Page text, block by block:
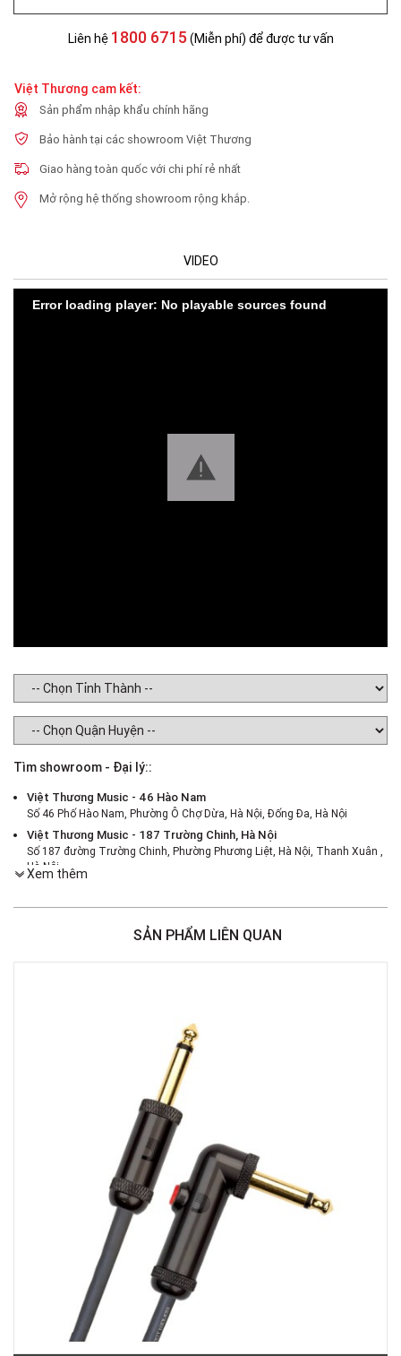
Liên hệ 1800 6715 (Miễn phí) để được tư vấn
Việt Thương cam kết:
Sản phẩm nhập khẩu chính hãng
Bảo hành tại các showroom Việt Thương
Giao hàng toàn quốc với chi phí rẻ nhất
Mở rộng hệ thống showroom rộng khắp.
VIDEO
Error loading player: No playable sources found
Tìm showroom - Đại lý::
Việt Thương Music - 46 Hào Nam
Số 46 Phố Hào Nam, Phường Ô Chợ Dừa, Hà Nội, Đống Đa, Hà Nội
Việt Thương Music - 187 Trường Chinh, Hà Nội
Số 187 đường Trường Chinh, Phường Phương Liệt, Hà Nội, Thanh Xuân ,
Hà Nội
386 Cách Mạng Tháng Tám, Phường Nhiêu Lộc, TPHCM, Quận 3, Hồ Chí
Việt Thương Music - 369 Điện Biên Phủ
6F-01 Tầng 6 Trung Tâm Thương Mại Crescent Mall, 101 Tôn Dật Tiên,
Phường Tân Mỹ, TPHCM, Quận 7, Hồ Chí Minh
Việt Thương Music - 49E Phan Đăng Lưu
49E Phan Đăng Lưu, Phường Bình Thạnh, TPHCM, Quận Bình Thạnh, Hồ
Việt Thương Music - Phường Gò Vấp
11 Đường số 3, Khu dân cư Cityland Park Hill, Phường Gò Vấp, TPHCM,
Quận Gò Vấp, Hồ Chí Minh
Việt Thương Music - 442 Lũy Bán Bích
442 Lũy Bán Bích, Phường Tân Phú, TPHCM, Quận Tân Phú, Hồ Chí Minh
Việt Thương Music - 12 Quốc Hương
Tầng G, Tòa nhà Thảo Điền Pearl, 12 Quốc Hương, Phường An Khánh,
TPHCM, Quận 2, Hồ Chí Minh
Việt Thương Music - 357 Cộng Hòa
357 Cộng Hòa, Phường Tân Bình, TPHCM, Quận Tân Bình, Hồ Chí Minh
Việt Thương Music - 6F Ngô Thời Nhiệm
6F Ngô Thời Nhiệm, Phường Xuân Hòa, TPHCM, Quận 3, Hồ Chí Minh
Việt Thương Music - Thanh Khê
Xem thêm
SẢN PHẨM LIÊN QUAN